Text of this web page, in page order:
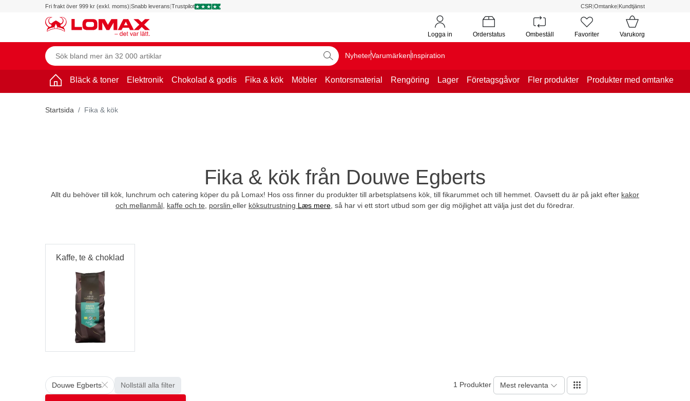
Fri frakt över 999 kr (exkl. moms)|Snabb leverans|Trustpilot CSR|Omtanke|Kundtjänst
Logga in Orderstatus Ombeställ Favoriter Varukorg
NyheterVarumärkenInspiration
Bläck & toner Elektronik Chokolad & godis Fika & kök Möbler Kontorsmaterial Rengöring Lager Företagsgåvor Fler produkter Produkter med omtanke
Startsida Fika & kök
Fika & kök från Douwe Egberts
Allt du behöver till kök, lunchrum och catering köper du på Lomax! Hos oss finner du produkter till arbetsplatsens kök, till fikarummet och till hemmet. Oavsett du är på jakt efter kakor
och mellanmål kaffe och te porslin eller köksutrustning Læs mere , så har vi ett stort utbud som ger dig möjlighet att välja just det du föredrar.
Kaffe, te & choklad
Douwe Egberts Nollställ alla filter 1 Produkter Mest relevanta